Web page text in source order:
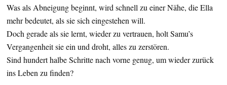
Was als Abneigung beginnt, wird schnell zu einer Nähe, die Ella
mehr bedeutet, als sie sich eingestehen will.
Doch gerade als sie lernt, wieder zu vertrauen, holt Samu’s
Vergangenheit sie ein und droht, alles zu zerstören.
Sind hundert halbe Schritte nach vorne genug, um wieder zurück
ins Leben zu finden?